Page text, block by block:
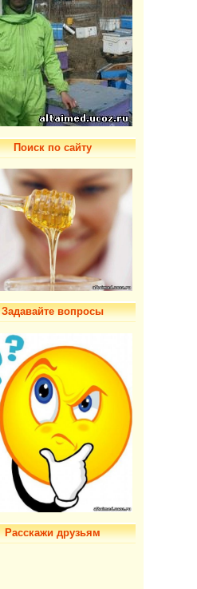
Поиск по сайту
Задавайте вопросы
Расскажи друзьям